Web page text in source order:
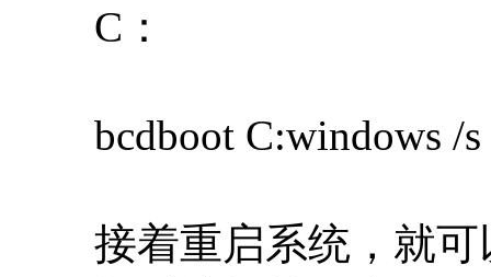
C：
bcdboot C:windows /s
接着重启系统，就可